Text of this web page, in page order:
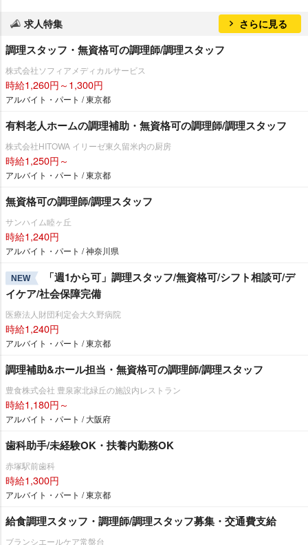
求人特集 さらに見る
調理スタッフ・無資格可の調理師/調理スタッフ
株式会社ソフィアメディカルサービス
時給1,260円～1,300円
アルバイト・パート / 東京都
有料老人ホームの調理補助・無資格可の調理師/調理スタッフ
株式会社HITOWA イリーゼ東久留米内の厨房
時給1,250円～
アルバイト・パート / 東京都
無資格可の調理師/調理スタッフ
サンハイム睦ヶ丘
時給1,240円
アルバイト・パート / 神奈川県
NEW
「週1から可」調理スタッフ/無資格可/シフト相談可/デ
イケア/社会保障完備
医療法人財団利定会大久野病院
時給1,240円
アルバイト・パート / 東京都
調理補助&ホール担当・無資格可の調理師/調理スタッフ
豊食株式会社 豊泉家北緑丘の施設内レストラン
時給1,180円～
アルバイト・パート / 大阪府
歯科助手/未経験OK・扶養内勤務OK
赤塚駅前歯科
時給1,300円
アルバイト・パート / 東京都
給食調理スタッフ・調理師/調理スタッフ募集・交通費支給
ブランシエールケア常盤台